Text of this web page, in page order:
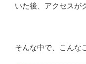
いた後、アクセスが
そんな中で、こんな